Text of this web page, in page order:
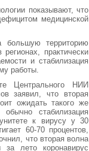
показывают, что
медицинской
большую территорию
практически
и стабилизация
работы.
Центрального НИИ
заявил, что вторая
ожидать такого же
стабилизация
к вирусу у 30
60-70 процентов,
что вторая волна
лето коронавирус